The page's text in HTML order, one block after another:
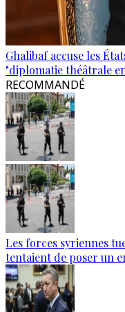
Ghalibaf accuse les
"diplomatie théâtrale
RECOMMANDÉ
Les forces syriennes
tentaient de poser un